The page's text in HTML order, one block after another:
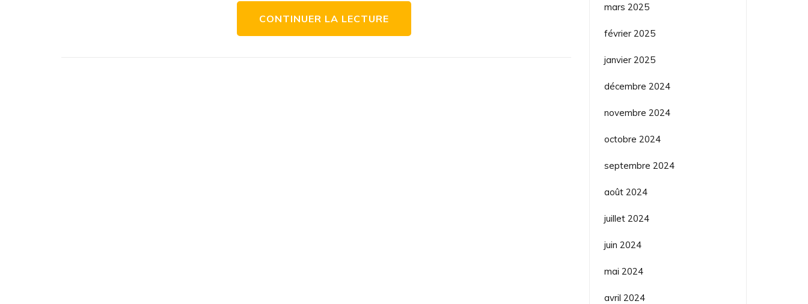
CONTINUER LA LECTURE
mars 2025
février 2025
janvier 2025
décembre 2024
novembre 2024
octobre 2024
septembre 2024
août 2024
juillet 2024
juin 2024
mai 2024
avril 2024